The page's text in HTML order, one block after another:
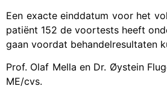
Een exacte einddatum voor het
patiënt 152 de voortests heeft
gaan voordat behandelresultaten
Prof. Olaf Mella en Dr. Øystein
ME/cvs.